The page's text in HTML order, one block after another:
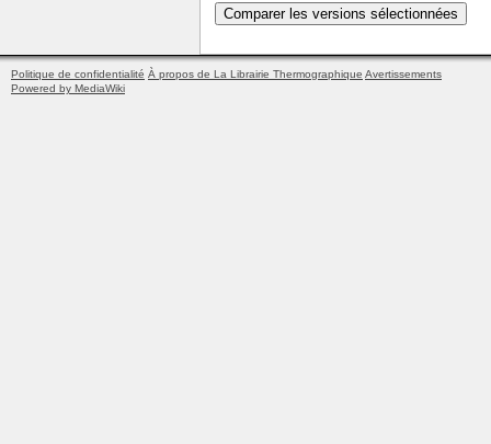
Politique de confidentialité À propos de La Librairie Thermographique Avertissements
Powered by MediaWiki